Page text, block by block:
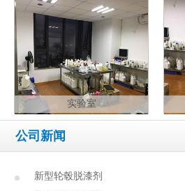
实验室
公司新闻
新型轮毂脱漆剂